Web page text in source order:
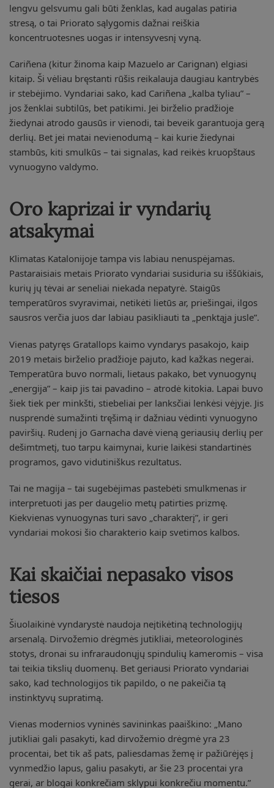
lengvu gelsvumu gali būti ženklas, kad augalas patiria
stresą, o tai Priorato sąlygomis dažnai reiškia
koncentruotesnes uogas ir intensyvesnį vyną.
Cariñena (kitur žinoma kaip Mazuelo ar Carignan) elgiasi
kitaip. Ši vėliau bręstanti rūšis reikalauja daugiau kantrybės
ir stebėjimo. Vyndariai sako, kad Cariñena „kalba tyliau” –
jos ženklai subtilūs, bet patikimi. Jei birželio pradžioje
žiedynai atrodo gausūs ir vienodi, tai beveik garantuoja gerą
derlių. Bet jei matai nevienodumą – kai kurie žiedynai
stambūs, kiti smulkūs – tai signalas, kad reikės kruopštaus
vynuogyno valdymo.
Oro kaprizai ir vyndarių
atsakymai
Klimatas Katalonijoje tampa vis labiau nenuspėjamas.
Pastaraisiais metais Priorato vyndariai susiduria su iššūkiais,
kurių jų tėvai ar seneliai niekada nepatyrė. Staigūs
temperatūros svyravimai, netikėti lietūs ar, priešingai, ilgos
sausros verčia juos dar labiau pasikliauti ta „penktąja jusle”.
Vienas patyręs Gratallops kaimo vyndarys pasakojo, kaip
2019 metais birželio pradžioje pajuto, kad kažkas negerai.
Temperatūra buvo normali, lietaus pakako, bet vynuogynų
„energija” – kaip jis tai pavadino – atrodė kitokia. Lapai buvo
šiek tiek per minkšti, stiebeliai per lanksčiai lenkėsi vėjyje. Jis
nusprendė sumažinti tręšimą ir dažniau vėdinti vynuogyno
paviršių. Rudenį jo Garnacha davė vieną geriausių derlių per
dešimtmetį, tuo tarpu kaimynai, kurie laikėsi standartinės
programos, gavo vidutiniškus rezultatus.
Tai ne magija – tai sugebėjimas pastebėti smulkmenas ir
interpretuoti jas per daugelio metų patirties prizmę.
Kiekvienas vynuogynas turi savo „charakterį”, ir geri
vyndariai mokosi šio charakterio kaip svetimos kalbos.
Kai skaičiai nepasako visos
tiesos
Šiuolaikinė vyndarystė naudoja neįtikėtiną technologijų
arsenalą. Dirvožemio drėgmės jutikliai, meteorologinės
stotys, dronai su infraraudonųjų spindulių kameromis – visa
tai teikia tikslių duomenų. Bet geriausi Priorato vyndariai
sako, kad technologijos tik papildo, o ne pakeičia tą
instinktyvų supratimą.
Vienas modernios vyninės savininkas paaiškino: „Mano
jutikliai gali pasakyti, kad dirvožemio drėgmė yra 23
procentai, bet tik aš pats, paliesdamas žemę ir pažiūrėjęs į
vynmedžio lapus, galiu pasakyti, ar šie 23 procentai yra
gerai, ar blogai konkrečiam sklypui konkrečiu momentu.”